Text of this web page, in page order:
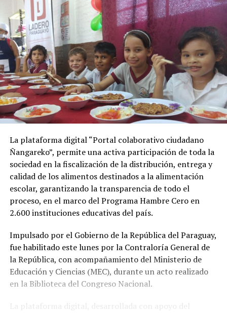
La plataforma digital “Portal colaborativo ciudadano
Ñangareko”, permite una activa participación de toda la
sociedad en la fiscalización de la distribución, entrega y
calidad de los alimentos destinados a la alimentación
escolar, garantizando la transparencia de todo el
proceso, en el marco del Programa Hambre Cero en
2.600 instituciones educativas del país.
Impulsado por el Gobierno de la República del Paraguay,
fue habilitado este lunes por la Contraloría General de
la República, con acompañamiento del Ministerio de
Educación y Ciencias (MEC), durante un acto realizado
en la Biblioteca del Congreso Nacional.